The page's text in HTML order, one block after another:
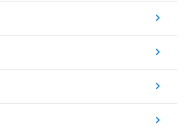
keyboard_arrow_right
keyboard_arrow_right
keyboard_arrow_right
keyboard_arrow_right